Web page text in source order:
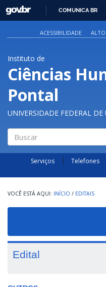
GOVBR
COMUNICA BR
ACESSIBILIDADE
Instituto de
Ciências
Pontal
UNIVERSIDADE FEDERAL
Buscar
Serviços Telefones
INÍCIO / EDITAIS
Edital